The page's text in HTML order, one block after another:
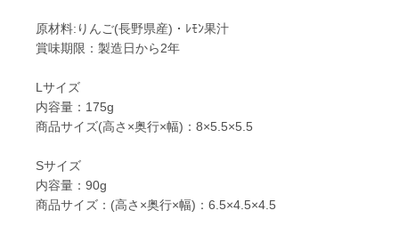
原材料:りんご(長野県産)・ﾚﾓﾝ果汁
賞味期限：製造日から2年
Lサイズ
内容量：175g
商品サイズ(高さ×奥行×幅)：8×5.5×5.5
Sサイズ
内容量：90g
商品サイズ：(高さ×奥行×幅)：6.5×4.5×4.5